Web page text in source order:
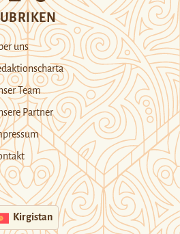
uns
Team
Partner
Kirgistan